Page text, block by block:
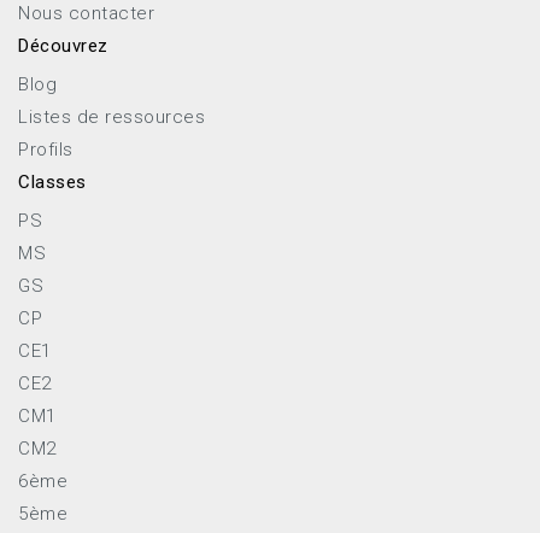
Nous contacter
Découvrez
Blog
Listes de ressources
Profils
Classes
PS
MS
GS
CP
CE1
CE2
CM1
CM2
6ème
5ème